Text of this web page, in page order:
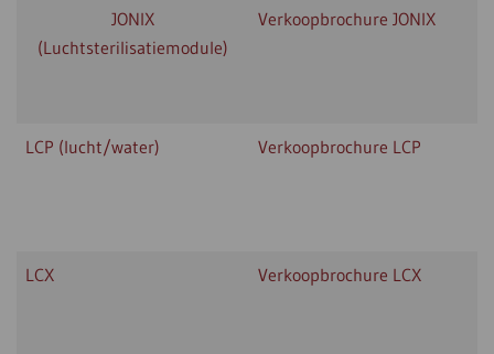
JONIX
(Luchtsterilisatiemodule)
Verkoopbrochure JONIX
LCP (lucht/water) Verkoopbrochure LCP
LCX Verkoopbrochure LCX